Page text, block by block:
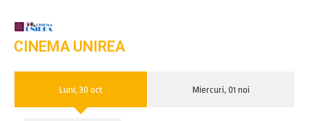
CINEMA UNIREA
Luni, 30 oct Miercuri, 01 noi